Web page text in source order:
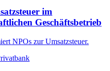
im
Geschäftsbetrieb
NPOs zur Umsatzsteuer.